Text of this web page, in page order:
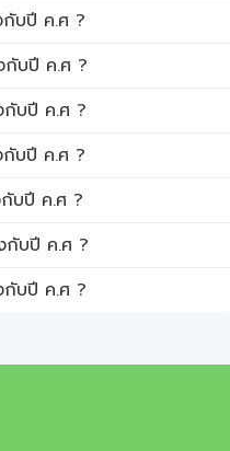
บปี ค.ศ ?
บปี ค.ศ ?
บปี ค.ศ ?
บปี ค.ศ ?
บปี ค.ศ ?
บปี ค.ศ ?
บปี ค.ศ ?